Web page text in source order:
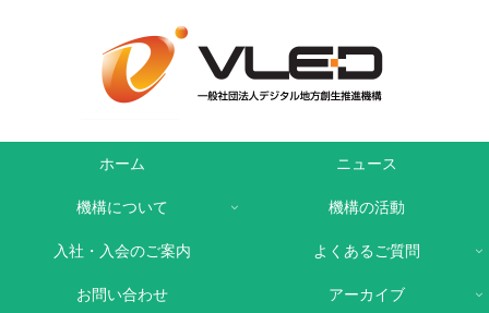
ホーム ニュース
機構について 機構の活動
入社・入会のご案内 よくあるご質問
お問い合わせ アーカイブ